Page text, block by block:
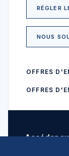
RÉGLER
NOUS
OFFRES
OFFRES
Accéder